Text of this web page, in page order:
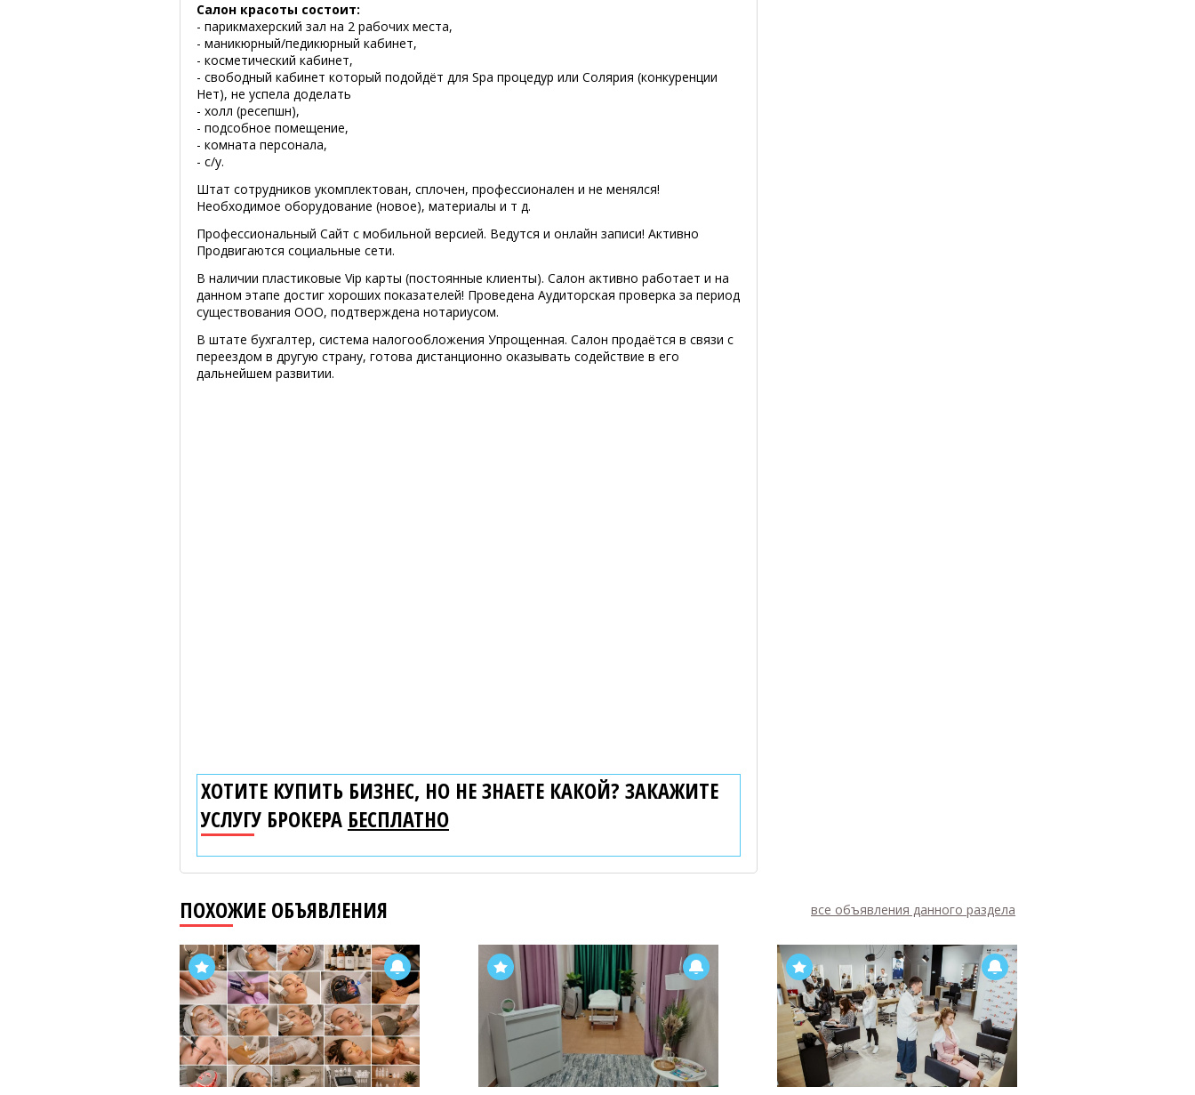
Салон красоты состоит:
- парикмахерский зал на 2 рабочих места,
- маникюрный/педикюрный кабинет,
- косметический кабинет,
- свободный кабинет который подойдёт для Spa процедур или Солярия (конкуренции
Нет), не успела доделать
- холл (ресепшн),
- подсобное помещение,
- комната персонала,
- с/у.
Штат сотрудников укомплектован, сплочен, профессионален и не менялся!
Необходимое оборудование (новое), материалы и т д.
Профессиональный Сайт с мобильной версией. Ведутся и онлайн записи! Активно
Продвигаются социальные сети.
В наличии пластиковые Vip карты (постоянные клиенты). Салон активно работает и на
данном этапе достиг хороших показателей! Проведена Аудиторская проверка за период
существования ООО, подтверждена нотариусом.
В штате бухгалтер, система налогообложения Упрощенная. Салон продаётся в связи с
переездом в другую страну, готова дистанционно оказывать содействие в его
дальнейшем развитии.
ХОТИТЕ КУПИТЬ БИЗНЕС, НО НЕ ЗНАЕТЕ КАКОЙ? ЗАКАЖИТЕ
УСЛУГУ БРОКЕРА БЕСПЛАТНО
ПОХОЖИЕ ОБЪЯВЛЕНИЯ все объявления данного раздела